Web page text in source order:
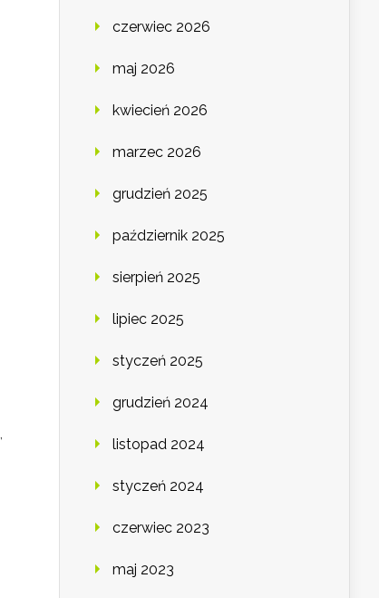
czerwiec 2026
maj 2026
kwiecień 2026
marzec 2026
grudzień 2025
październik 2025
sierpień 2025
lipiec 2025
styczeń 2025
grudzień 2024
listopad 2024
styczeń 2024
czerwiec 2023
maj 2023